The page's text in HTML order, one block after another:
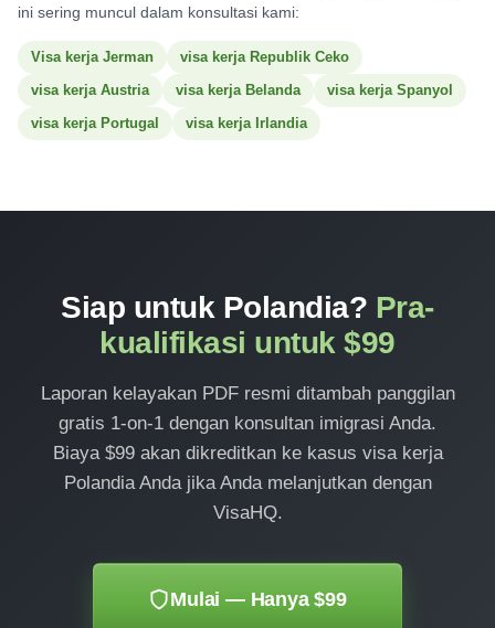
ini sering muncul dalam konsultasi kami:
Visa kerja Jerman
visa kerja Republik Ceko
visa kerja Austria
visa kerja Belanda
visa kerja Spanyol
visa kerja Portugal
visa kerja Irlandia
Siap untuk Polandia? Pra-
kualifikasi untuk $99
Laporan kelayakan PDF resmi ditambah panggilan
gratis 1-on-1 dengan konsultan imigrasi Anda.
Biaya $99 akan dikreditkan ke kasus visa kerja
Polandia Anda jika Anda melanjutkan dengan
VisaHQ.
Mulai — Hanya $99